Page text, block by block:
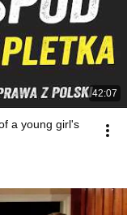
42:07
a young girl's